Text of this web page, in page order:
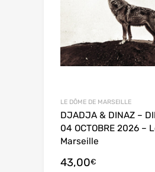
LE DÔME DE MARSEILLE
DJADJA & DINAZ –
04 OCTOBRE 2026 –
Marseille
43,00€